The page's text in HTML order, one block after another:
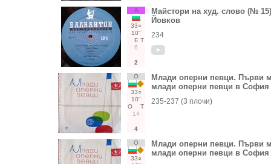
А
33○
10"
Е Т
6
2
Майстори на худ. слово (№
Йовков
234
О
33○
10"
О
Т
14
4
Млади оперни певци. Първи
млади оперни певци в София
235-237 (3 плочи)
О
33○
Млади оперни певци. Първи
млади оперни певци в София